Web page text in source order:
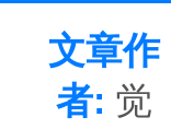
文章作
者: 觉